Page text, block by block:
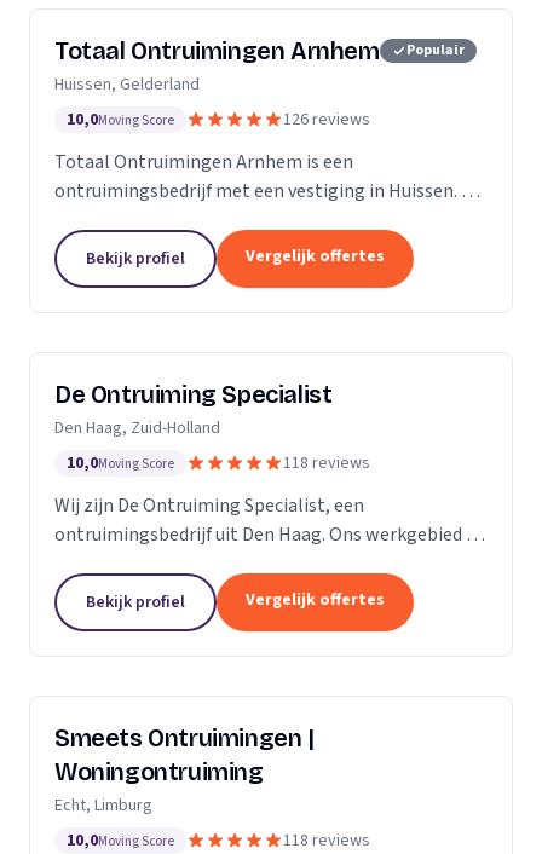
Totaal Ontruimingen Arnhem Populair
Huissen, Gelderland
10,0Moving Score 126 reviews
Totaal Ontruimingen Arnhem is een
ontruimingsbedrijf met een vestiging in Huissen. Wij
Bekijk profiel Vergelijk offertes
De Ontruiming Specialist
Den Haag, Zuid-Holland
10,0Moving Score 118 reviews
Wij zijn De Ontruiming Specialist, een
ontruimingsbedrijf uit Den Haag. Ons werkgebied is
Bekijk profiel Vergelijk offertes
Smeets Ontruimingen |
Woningontruiming
Echt, Limburg
10,0Moving Score 118 reviews